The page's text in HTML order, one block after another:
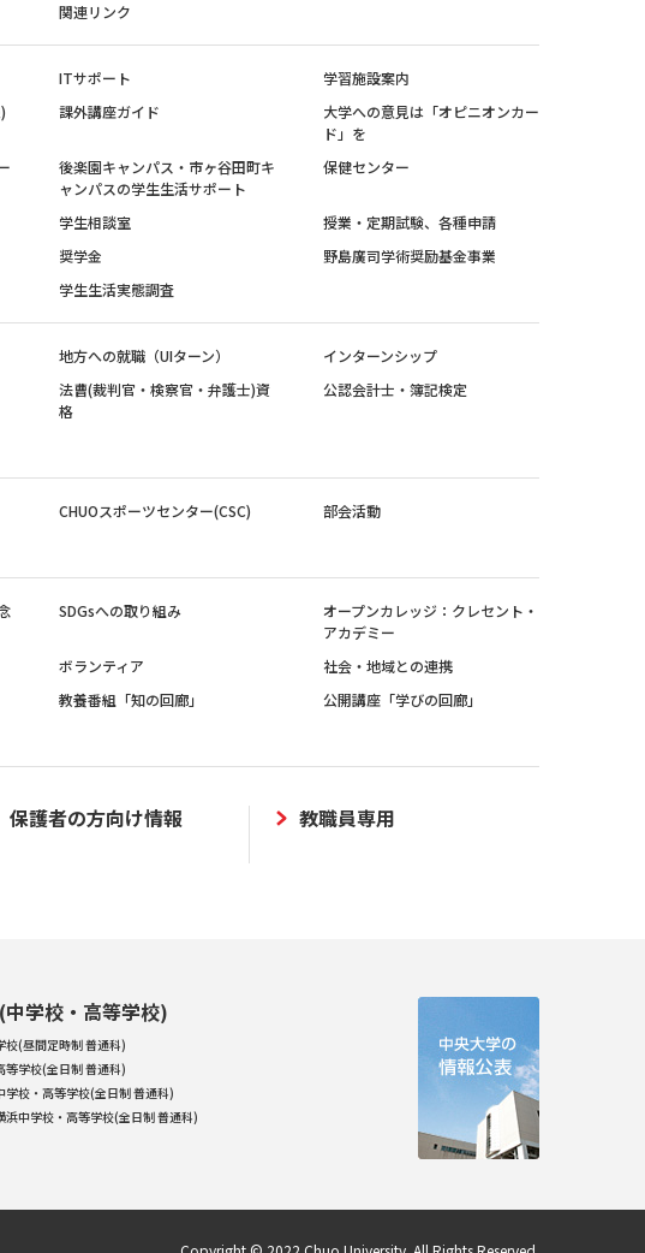
関連リンク
ITサポート
学習施設案内
課外講座ガイド
大学への意見は「オピニオンカー
ド」を
後楽園キャンパス・市ヶ谷田町キ
ャンパスの学生生活サポート
保健センター
学生相談室
授業・定期試験、各種申請
奨学金
野島廣司学術奨励基金事業
学生生活実態調査
地方への就職（UIターン）
インターンシップ
法曹(裁判官・検察官・弁護士)資
格
公認会計士・簿記検定
CHUOスポーツセンター(CSC)
部会活動
SDGsへの取り組み
オープンカレッジ：クレセント・
アカデミー
ボランティア
社会・地域との連携
教養番組「知の回廊」
公開講座「学びの回廊」
保護者の方向け情報 教職員専用
学校・高等学校)
校(昼間定時制 普通科)
等学校(全日制 普通科)
学校・高等学校(全日制 普通科)
浜中学校・高等学校(全日制 普通科)